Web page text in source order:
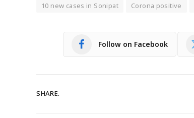
10 new cases in Sonipat Corona positive
Follow on Facebook
SHARE.